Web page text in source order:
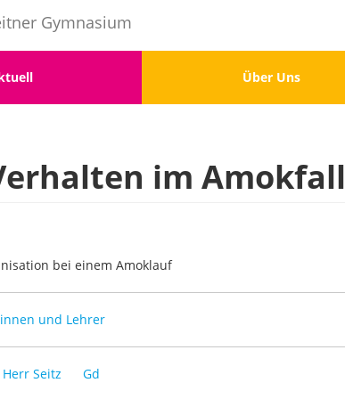
Gymnasium
2
Über Uns
im Amokfall
bei einem Amoklauf
und Lehrer
Herr Seitz Gd